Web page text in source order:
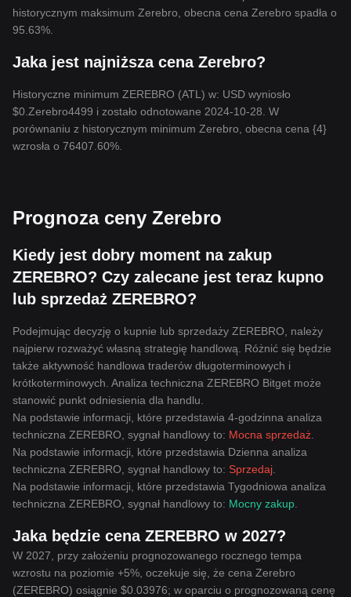
historycznym maksimum Zerebro, obecna cena Zerebro spadła o
95.63%.
Jaka jest najniższa cena Zerebro?
Historyczne minimum ZEREBRO (ATL) w: USD wyniosło
$0.Zerebro4499 i zostało odnotowane 2024-10-28. W
porównaniu z historycznym minimum Zerebro, obecna cena {4}
wzrosła o 76407.60%.
Prognoza ceny Zerebro
Kiedy jest dobry moment na zakup
ZEREBRO? Czy zalecane jest teraz kupno
lub sprzedaż ZEREBRO?
Podejmując decyzję o kupnie lub sprzedaży ZEREBRO, należy
najpierw rozważyć własną strategię handlową. Różnić się będzie
także aktywność handlowa traderów długoterminowych i
krótkoterminowych. Analiza techniczna ZEREBRO Bitget może
stanowić punkt odniesienia dla handlu.
Na podstawie informacji, które przedstawia 4-godzinna analiza
techniczna ZEREBRO, sygnał handlowy to: Mocna sprzedaż
Na podstawie informacji, które przedstawia Dzienna analiza
techniczna ZEREBRO, sygnał handlowy to: Sprzedaj
Na podstawie informacji, które przedstawia Tygodniowa analiza
techniczna ZEREBRO, sygnał handlowy to: Mocny zakup
Jaka będzie cena ZEREBRO w 2027?
W 2027, przy założeniu prognozowanego rocznego tempa
wzrostu na poziomie +5%, oczekuje się, że cena Zerebro
(ZEREBRO) osiągnie $0.03976; w oparciu o prognozowaną cenę